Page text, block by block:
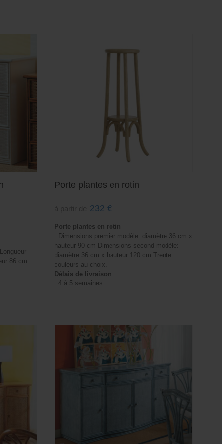
86 cm
Porte plantes en rotin
232 €
Porte plantes en rotin
. Dimensions premier modèle: diamètre 36 cm x
hauteur 90 cm Dimensions second modèle:
diamètre 36 cm x hauteur 120 cm Trente
couleurs au choix.
Délais de livraison
: 4 à 5 semaines.